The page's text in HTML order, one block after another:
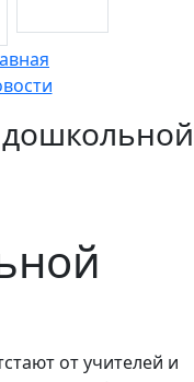
от учителей и